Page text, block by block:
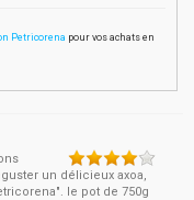
Petricorena pour vos achats en
un délicieux axoa,
le pot de 750g